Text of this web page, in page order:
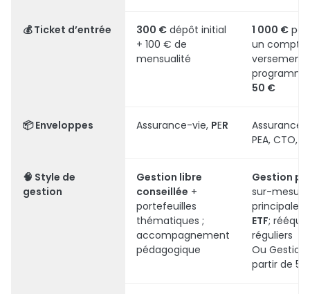
💰 Ticket d’entrée 300 € dépôt initial
+ 100 € de
mensualité
1 000 €
un compte
versements
50 €
📦 Enveloppes Assurance-vie, PER
Assurance-
PEA, CTO,
🧠 Style de
gestion
Gestion libre
conseillée +
portefeuilles
thématiques ;
accompagnement
pédagogique
Gestion
sur-
ETF;
réguliers
Ou Gestion
partir de